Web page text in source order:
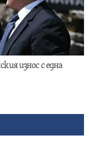
износ с една